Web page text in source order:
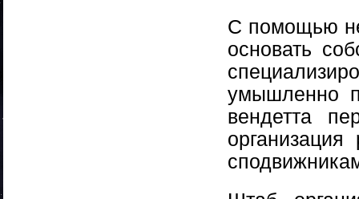
С помощью
основать
умышленно
вендетта